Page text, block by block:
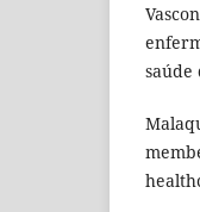
saúde